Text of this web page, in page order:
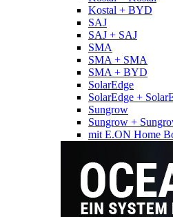
Kostal + BYD
SAJ
SAJ + SAJ
SMA
SMA + SMA
SMA + BYD
SolarEdge
SolarEdge +
Sungrow
Sungrow +
mit E.ON Home